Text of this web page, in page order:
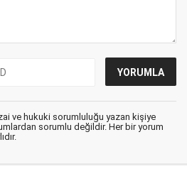
ve hukuki sorumluluğu yazan kişiye
sorumlu değildir. Her bir yorum